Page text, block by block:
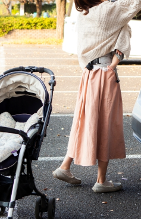
王道フィッシュ＆
2026.07.20